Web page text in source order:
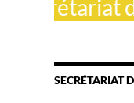
de
SECRÉTARIAT